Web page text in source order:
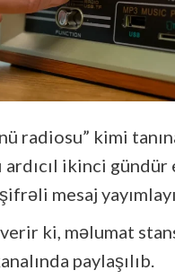
radiosu” kimi
ardıcıl ikinci gündür
mesaj
ki, məlumat
paylaşılıb.